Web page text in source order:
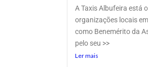
A Taxis Albufeira está
organizações locais
como Benemérito da
pelo seu >>
Ler mais